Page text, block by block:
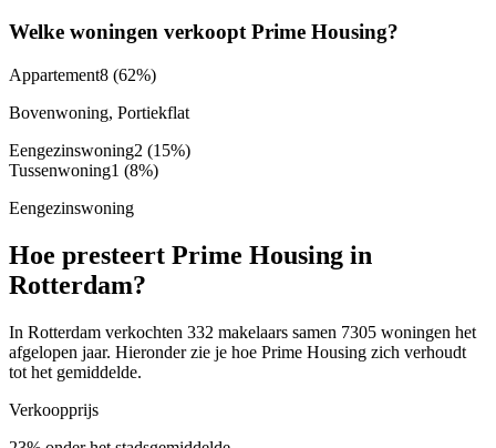
Welke woningen verkoopt Prime Housing?
Appartement8 (62%)
Bovenwoning, Portiekflat
Eengezinswoning2 (15%)
Tussenwoning1 (8%)
Eengezinswoning
Hoe presteert Prime Housing in
Rotterdam?
In Rotterdam verkochten 332 makelaars samen 7305 woningen het
afgelopen jaar. Hieronder zie je hoe Prime Housing zich verhoudt
tot het gemiddelde.
Verkoopprijs